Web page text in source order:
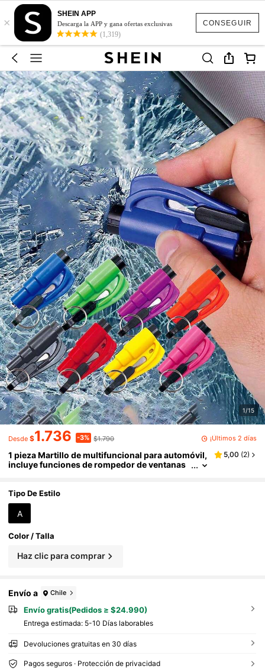
CONSEGUIR
×
SHEIN APP
Descarga la APP y gana ofertas exclusivas
(1,319)
1/15
Desde $1.736 -3% $1.790 ¡Últimos 2 días
1 pieza Martillo de multifuncional para automóvil,
incluye funciones de rompedor de ventanas
elta a la escuela
5,00 (2)
Tipo De Estilo
A
Color / Talla
Haz clic para comprar
Envío a Chile
Envío gratis(Pedidos ≥ $24.990)
Entrega estimada: 5-10 Días laborables
Devoluciones gratuitas en 30 días
Pagos seguros · Protección de privacidad